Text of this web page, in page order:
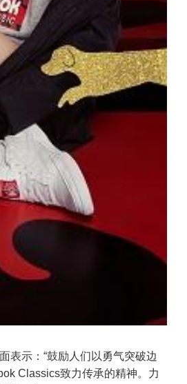
表示：“鼓励人们以勇气突破边
Classics致力传承的精神。力